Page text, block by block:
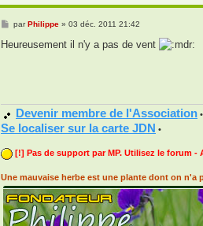
M
s
parPhilippe» 03 déc. 2011 21:42
Heureusement il n'y a pas de vent
Devenir membre de l'Association •
Se localiser sur la carte JDN •
[!] Pas de support par MP. Utilisez le forum
Une mauvaise herbe est une plante dont on n'a